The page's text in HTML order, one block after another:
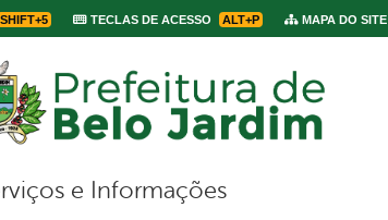
SHIFT+5 TECLAS DE ACESSO ALT+P MAPA DO SITE
principal de navegação
e Informações